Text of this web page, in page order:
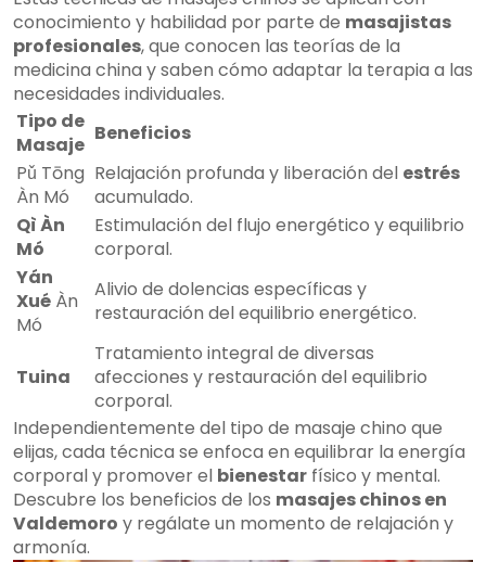
conocimiento y habilidad por parte de masajistas
profesionales, que conocen las teorías de la
medicina china y saben cómo adaptar la terapia a las
necesidades individuales.
Tipo de
Masaje Beneficios
Pǔ Tōng
Àn Mó
Relajación profunda y liberación del estrés
acumulado.
Qì Àn
Mó
Estimulación del flujo energético y equilibrio
corporal.
Yán
Xué Àn
Mó
Alivio de dolencias específicas y
restauración del equilibrio energético.
Tuina
Tratamiento integral de diversas
afecciones y restauración del equilibrio
corporal.
Independientemente del tipo de masaje chino que
elijas, cada técnica se enfoca en equilibrar la energía
corporal y promover el bienestar físico y mental.
Descubre los beneficios de los masajes chinos en
Valdemoro y regálate un momento de relajación y
armonía.